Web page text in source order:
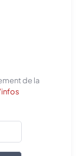
de la